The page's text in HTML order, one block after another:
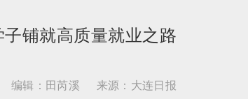
子铺就高质量就业之路
编辑：田芮溪 来源：大连日报